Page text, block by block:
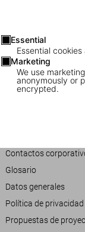
Essential
Essential
Marketing
We use
anonymously or
encrypted.
Contactos
Glosario
Datos generales
Política de privacidad
Propuestas de